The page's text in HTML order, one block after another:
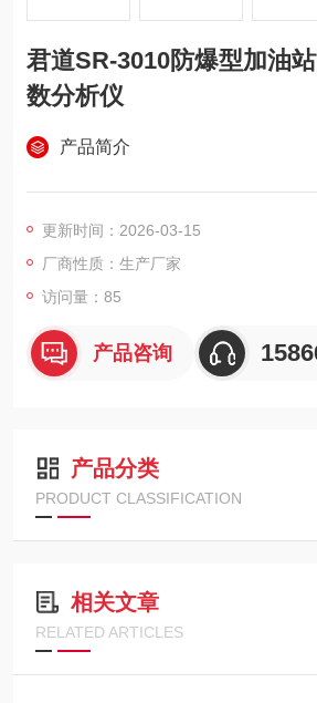
君道SR-3010防爆型加油
数分析仪
产品简介
更新时间：2026-03-15
厂商性质：生产厂家
访问量：85
产品咨询
产品分类
PRODUCT CLASSIFICATION
相关文章
RELATED ARTICLES